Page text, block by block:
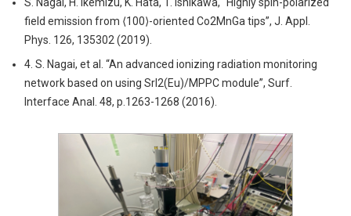
field emission from ⟨100⟩-oriented Co2MnGa tips”, J. Appl.
Phys. 126, 135302 (2019).
4. S. Nagai, et al. “An advanced ionizing radiation monitoring
network based on using SrI2(Eu)/MPPC module”, Surf.
Interface Anal. 48, p.1263-1268 (2016).